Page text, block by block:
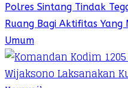
Polres Sintang Tindak
Ruang Bagi Aktifitas
Umum